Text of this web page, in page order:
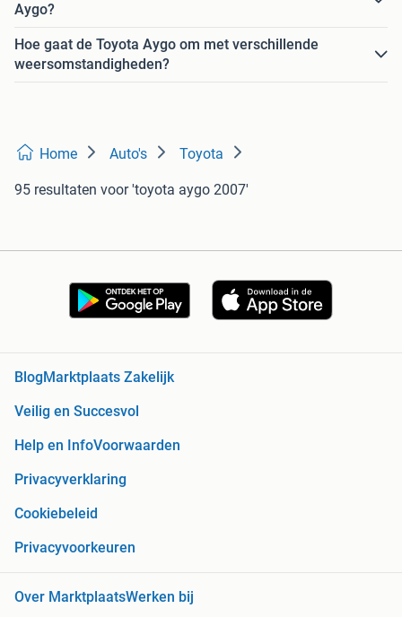
Aygo?
Hoe gaat de Toyota Aygo om met verschillende
weersomstandigheden?
Home Auto's Toyota
95 resultaten voor 'toyota aygo 2007'
Blog Marktplaats Zakelijk
Veilig en Succesvol
Help en InfoVoorwaarden
Privacyverklaring
Cookiebeleid
Privacyvoorkeuren
Over MarktplaatsWerken bij